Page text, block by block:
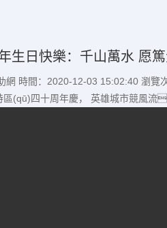
生日快樂：千山萬水 愿
網 時間：2020-12-03 15:02:40 瀏覽
區(qū)四十周年慶， 英雄城市競風